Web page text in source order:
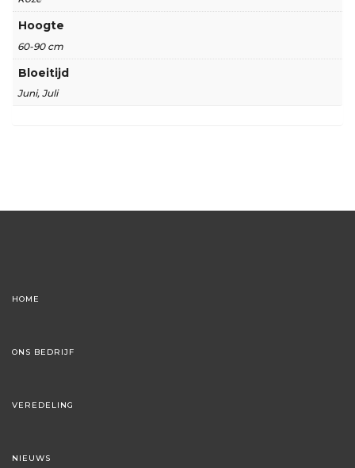
Hoogte
60-90 cm
Bloeitijd
Juni, Juli
HOME
ONS BEDRIJF
VEREDELING
NIEUWS